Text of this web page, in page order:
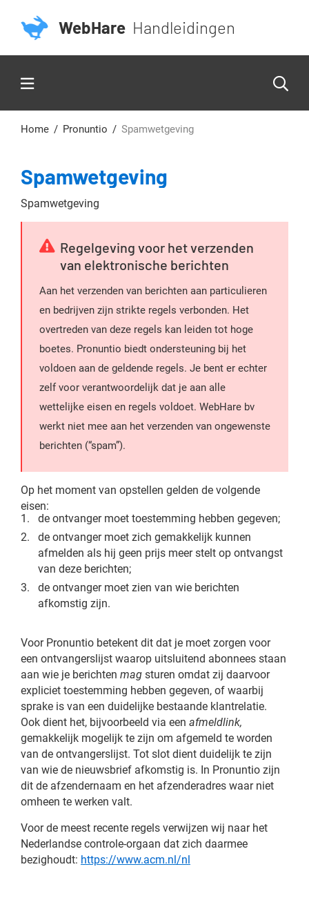
WebHare Handleidingen
Home Pronuntio Spamwetgeving
Spamwetgeving
Spamwetgeving
Regelgeving voor het verzenden
van elektronische berichten
Aan het verzenden van berichten aan particulieren
en bedrijven zijn strikte regels verbonden. Het
overtreden van deze regels kan leiden tot hoge
boetes. Pronuntio biedt ondersteuning bij het
voldoen aan de geldende regels. Je bent er echter
zelf voor verantwoordelijk dat je aan alle
wettelijke eisen en regels voldoet. WebHare bv
werkt niet mee aan het verzenden van ongewenste
berichten (“spam”).
Op het moment van opstellen gelden de volgende
eisen:
de ontvanger moet toestemming hebben gegeven;
de ontvanger moet zich gemakkelijk kunnen
afmelden als hij geen prijs meer stelt op ontvangst
van deze berichten;
de ontvanger moet zien van wie berichten
afkomstig zijn.
Voor Pronuntio betekent dit dat je moet zorgen voor
een ontvangerslijst waarop uitsluitend abonnees staan
aan wie je berichten magsturen omdat zij daarvoor
expliciet toestemming hebben gegeven, of waarbij
sprake is van een duidelijke bestaande klantrelatie.
Ook dient het, bijvoorbeeld via een afmeldlink,
gemakkelijk mogelijk te zijn om afgemeld te worden
van de ontvangerslijst. Tot slot dient duidelijk te zijn
van wie de nieuwsbrief afkomstig is. In Pronuntio zijn
dit de afzendernaam en het afzenderadres waar niet
omheen te werken valt.
Voor de meest recente regels verwijzen wij naar het
Nederlandse controle-orgaan dat zich daarmee
bezighoudt: https://www.acm.nl/nl